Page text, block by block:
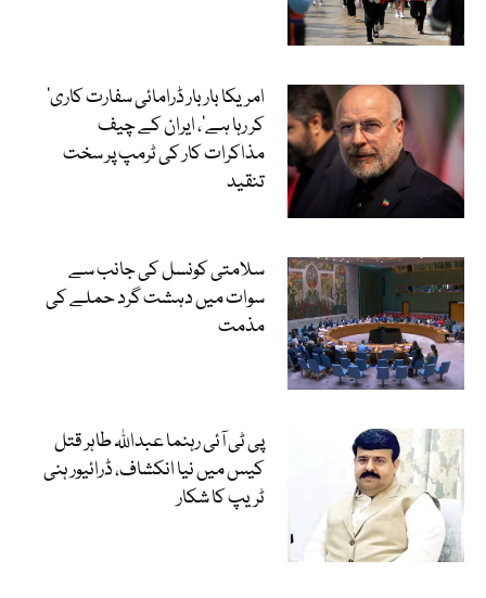
’امریکا بار بار ڈرامائی سفارت کاری
کر رہا ہے‘، ایران کے چیف
مذاکرات کار کی ٹرمپ پر سخت
تنقید
سلامتی کونسل کی جانب سے
سوات میں دہشت گرد حملے کی
مذمت
پی ٹی آئی رہنما عبداللہ طاہر قتل
کیس میں نیا انکشاف، ڈرائیور ہنی
ٹریپ کا شکار